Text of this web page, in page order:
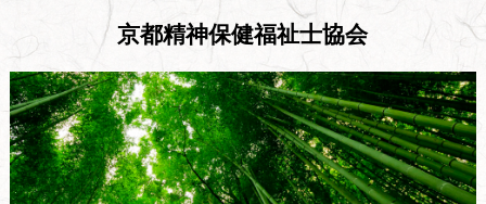
京都精神保健福祉士協会